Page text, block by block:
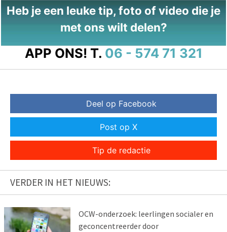
Heb je een leuke tip, foto of video die je
met ons wilt delen?
APP ONS! T. 06 - 574 71 321
Deel op Facebook
Post op X
Tip de redactie
VERDER IN HET NIEUWS:
OCW-onderzoek: leerlingen socialer en
geconcentreerder door